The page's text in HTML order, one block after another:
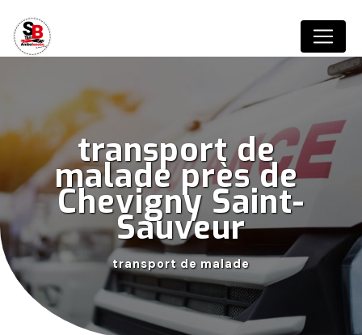
transport de
malade près de
Chevigny Saint-
Sauveur
transport de malade